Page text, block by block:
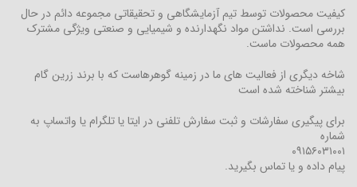
کیفیت محصولات توسط تیم آزمایشگاهی و تحقیقاتی مجموعه دائم در حال
بررسی است. نداشتن مواد نگهدارنده و شیمیایی و صنعتی ویژگی مشترک
همه محصولات ماست.
شاخه دیگری از فعالیت های ما در زمینه گوهرهاست که با برند زرین گام
بیشتر شناخته شده است
برای پیگیری سفارشات و ثبت سفارش تلفنی در ایتا یا تلگرام یا واتساپ به
شماره
۰۹۱۵۶۰۳۱۰۰۱
پیام داده و یا تماس بگیرید.